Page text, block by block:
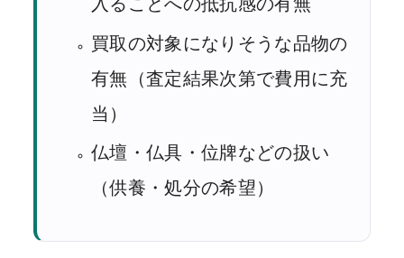
買取の対象になりそうな品物の
有無（査定結果次第で費用に充
当）
仏壇・仏具・位牌などの扱い
（供養・処分の希望）